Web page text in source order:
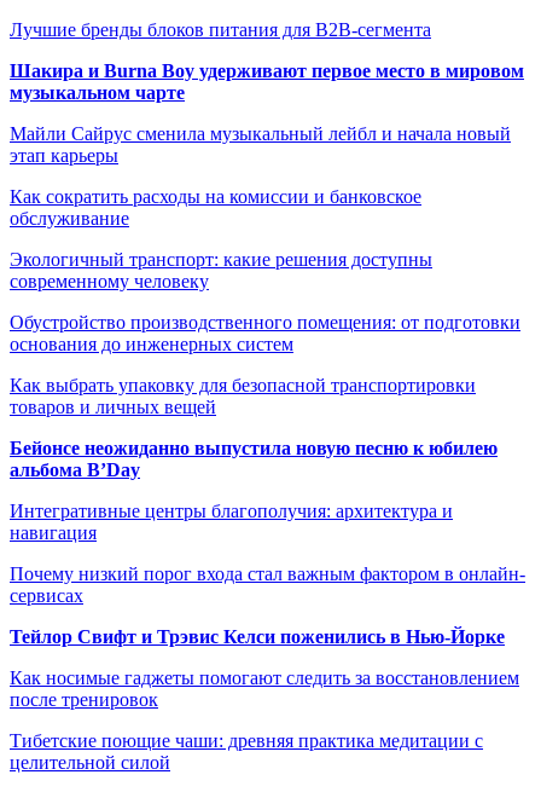
Лучшие бренды блоков питания для B2B-сегмента
Шакира и Burna Boy удерживают первое место в мировом
музыкальном чарте
Майли Сайрус сменила музыкальный лейбл и начала новый
этап карьеры
Как сократить расходы на комиссии и банковское
обслуживание
Экологичный транспорт: какие решения доступны
современному человеку
Обустройство производственного помещения: от подготовки
основания до инженерных систем
Как выбрать упаковку для безопасной транспортировки
товаров и личных вещей
Бейонсе неожиданно выпустила новую песню к юбилею
альбома B’Day
Интегративные центры благополучия: архитектура и
навигация
Почему низкий порог входа стал важным фактором в онлайн-
сервисах
Тейлор Свифт и Трэвис Келси поженились в Нью-Йорке
Как носимые гаджеты помогают следить за восстановлением
после тренировок
Тибетские поющие чаши: древняя практика медитации с
целительной силой